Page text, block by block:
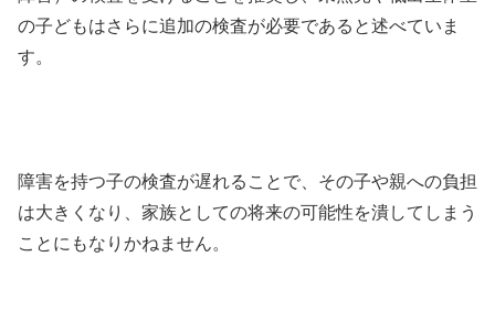
の子どもはさらに追加の検査が必要であると述べていま
す。
障害を持つ子の検査が遅れることで、その子や親への負担
は大きくなり、家族としての将来の可能性を潰してしまう
ことにもなりかねません。